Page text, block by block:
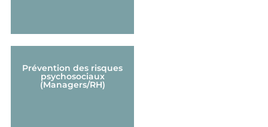
Prévention des risques
psychosociaux
(Managers/RH)